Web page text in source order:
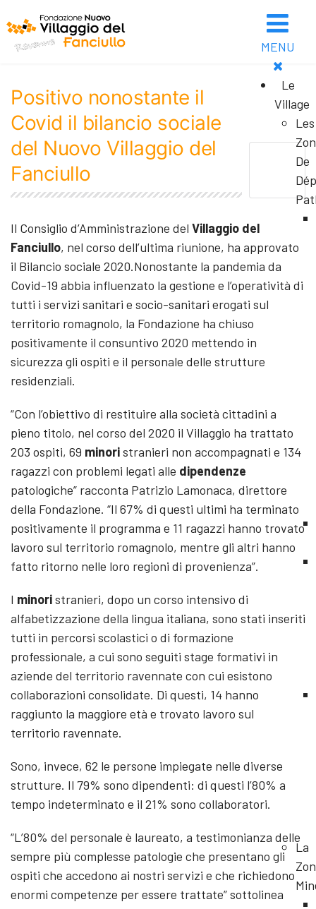
MENU
Le
Village
Les
De
La
Positivo nonostante il
Covid il bilancio sociale
del Nuovo Villaggio del
Fanciullo
Il Consiglio d’Amministrazione del Villaggio del
Fanciullo, nel corso dell’ultima riunione, ha approvato
il Bilancio sociale 2020.Nonostante la pandemia da
Covid-19 abbia influenzato la gestione e l’operatività di
tutti i servizi sanitari e socio-sanitari erogati sul
territorio romagnolo, la Fondazione ha chiuso
positivamente il consuntivo 2020 mettendo in
sicurezza gli ospiti e il personale delle strutture
residenziali.
“Con l’obiettivo di restituire alla società cittadini a
pieno titolo, nel corso del 2020 il Villaggio ha trattato
203 ospiti, 69 minoristranieri non accompagnati e 134
ragazzi con problemi legati alle dipendenze
patologiche” racconta Patrizio Lamonaca, direttore
della Fondazione. “Il 67% di questi ultimi ha terminato
positivamente il programma e 11 ragazzi hanno trovato
lavoro sul territorio romagnolo, mentre gli altri hanno
fatto ritorno nelle loro regioni di provenienza”.
I minoristranieri, dopo un corso intensivo di
alfabetizzazione della lingua italiana, sono stati inseriti
tutti in percorsi scolastici o di formazione
professionale, a cui sono seguiti stage formativi in
aziende del territorio ravennate con cui esistono
collaborazioni consolidate. Di questi, 14 hanno
raggiunto la maggiore età e trovato lavoro sul
territorio ravennate.
Sono, invece, 62 le persone impiegate nelle diverse
strutture. Il 79% sono dipendenti: di questi l’80% a
tempo indeterminato e il 21% sono collaboratori.
“L’80% del personale è laureato, a testimonianza delle
sempre più complesse patologie che presentano gli
ospiti che accedono ai nostri servizi e che richiedono
enormi competenze per essere trattate” sottolinea